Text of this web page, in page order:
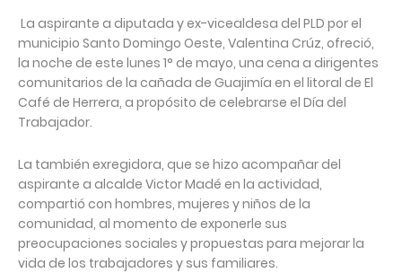
La aspirante a diputada y ex-vicealdesa del PLD por el
municipio Santo Domingo Oeste, Valentina Crúz, ofreció,
la noche de este lunes 1° de mayo, una cena a dirigentes
comunitarios de la cañada de Guajimía en el litoral de El
Café de Herrera, a propósito de celebrarse el Día del
Trabajador.
La también exregidora, que se hizo acompañar del
aspirante a alcalde Victor Madé en la actividad,
compartió con hombres, mujeres y niños de la
comunidad, al momento de exponerle sus
preocupaciones sociales y propuestas para mejorar la
vida de los trabajadores y sus familiares.